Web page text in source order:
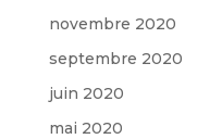
novembre 2020
septembre 2020
juin 2020
mai 2020